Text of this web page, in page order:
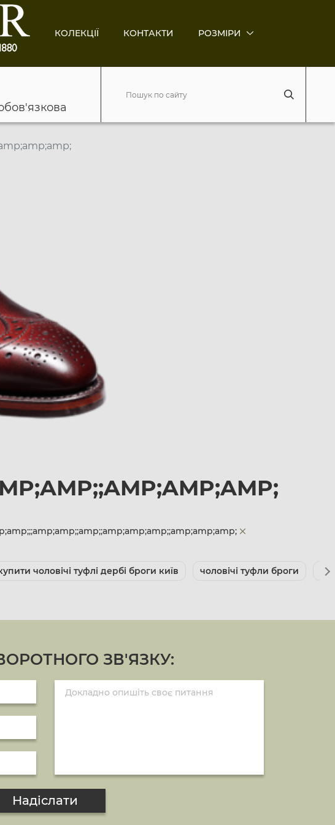
КОЛЕКЦІЇ КОНТАКТИ РОЗМІРИ
чоловічі туфлі дербі броги київ чоловічі туфли броги
ЗВ'ЯЗКУ:
Надіслати